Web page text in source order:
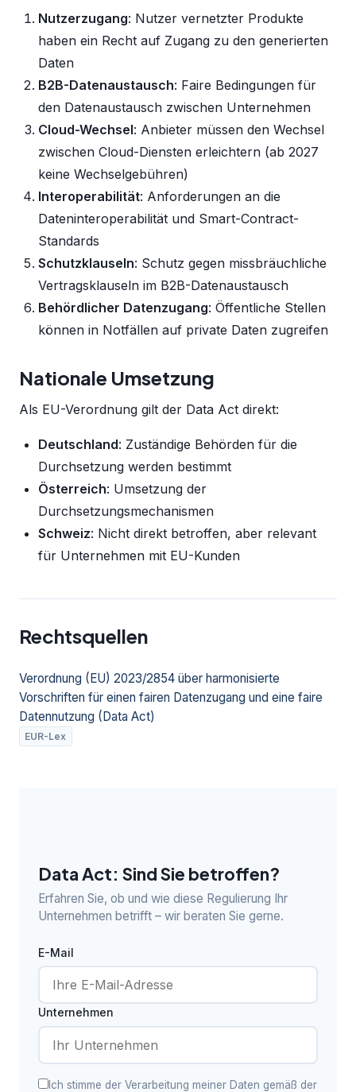
Nutzerzugang: Nutzer vernetzter Produkte
haben ein Recht auf Zugang zu den generierten
Daten
B2B-Datenaustausch: Faire Bedingungen für
den Datenaustausch zwischen Unternehmen
Cloud-Wechsel: Anbieter müssen den Wechsel
zwischen Cloud-Diensten erleichtern (ab 2027
keine Wechselgebühren)
Interoperabilität: Anforderungen an die
Dateninteroperabilität und Smart-Contract-
Standards
Schutzklauseln: Schutz gegen missbräuchliche
Vertragsklauseln im B2B-Datenaustausch
Behördlicher Datenzugang: Öffentliche Stellen
können in Notfällen auf private Daten zugreifen
Nationale Umsetzung
Als EU-Verordnung gilt der Data Act direkt:
Deutschland: Zuständige Behörden für die
Durchsetzung werden bestimmt
Österreich: Umsetzung der
Durchsetzungsmechanismen
Schweiz: Nicht direkt betroffen, aber relevant
für Unternehmen mit EU-Kunden
Rechtsquellen
Verordnung (EU) 2023/2854 über harmonisierte
Vorschriften für einen fairen Datenzugang und eine faire
Datennutzung (Data Act)
EUR-Lex
Data Act: Sind Sie betroffen?
Erfahren Sie, ob und wie diese Regulierung Ihr
Unternehmen betrifft – wir beraten Sie gerne.
E-Mail
Unternehmen
Ich stimme der Verarbeitung meiner Daten gemäß der